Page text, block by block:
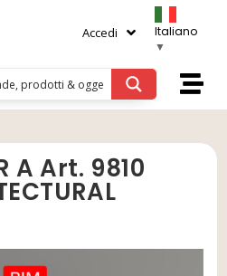
Accedi
Italiano
▼
A Art. 9810